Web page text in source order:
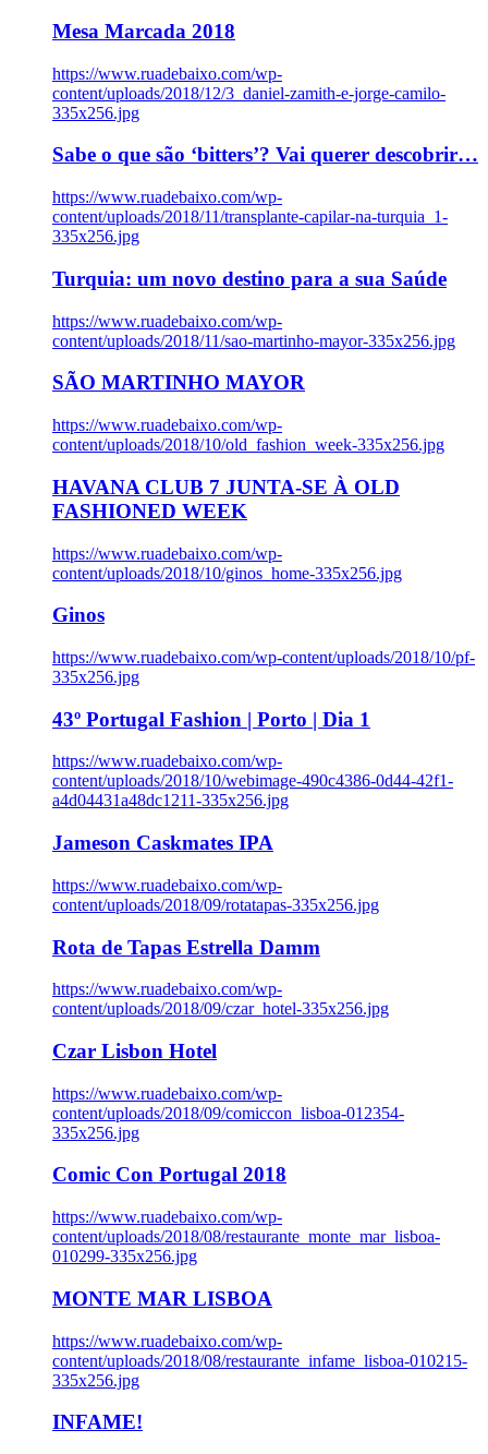
Mesa Marcada 2018
https://www.ruadebaixo.com/wp-
content/uploads/2018/12/3_daniel-zamith-e-jorge-camilo-
335x256.jpg
Sabe o que são ‘bitters’? Vai querer descobrir…
https://www.ruadebaixo.com/wp-
content/uploads/2018/11/transplante-capilar-na-turquia_1-
335x256.jpg
Turquia: um novo destino para a sua Saúde
https://www.ruadebaixo.com/wp-
content/uploads/2018/11/sao-martinho-mayor-335x256.jpg
SÃO MARTINHO MAYOR
https://www.ruadebaixo.com/wp-
content/uploads/2018/10/old_fashion_week-335x256.jpg
HAVANA CLUB 7 JUNTA-SE À OLD
FASHIONED WEEK
https://www.ruadebaixo.com/wp-
content/uploads/2018/10/ginos_home-335x256.jpg
Ginos
https://www.ruadebaixo.com/wp-content/uploads/2018/10/pf-
335x256.jpg
43º Portugal Fashion | Porto | Dia 1
https://www.ruadebaixo.com/wp-
content/uploads/2018/10/webimage-490c4386-0d44-42f1-
a4d04431a48dc1211-335x256.jpg
Jameson Caskmates IPA
https://www.ruadebaixo.com/wp-
content/uploads/2018/09/rotatapas-335x256.jpg
Rota de Tapas Estrella Damm
https://www.ruadebaixo.com/wp-
content/uploads/2018/09/czar_hotel-335x256.jpg
Czar Lisbon Hotel
https://www.ruadebaixo.com/wp-
content/uploads/2018/09/comiccon_lisboa-012354-
335x256.jpg
Comic Con Portugal 2018
https://www.ruadebaixo.com/wp-
content/uploads/2018/08/restaurante_monte_mar_lisboa-
010299-335x256.jpg
MONTE MAR LISBOA
https://www.ruadebaixo.com/wp-
content/uploads/2018/08/restaurante_infame_lisboa-010215-
335x256.jpg
INFAME!